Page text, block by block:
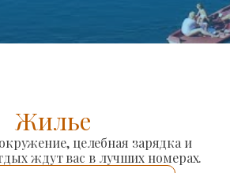
Жилье
целебная зарядка и
ждут вас в лучших номерах.